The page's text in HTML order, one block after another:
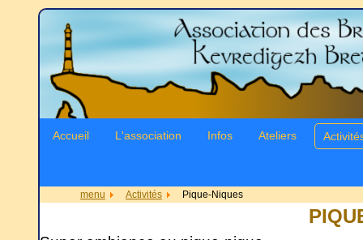
Accueil L'association Infos Ateliers
menu Activités Pique-Niques